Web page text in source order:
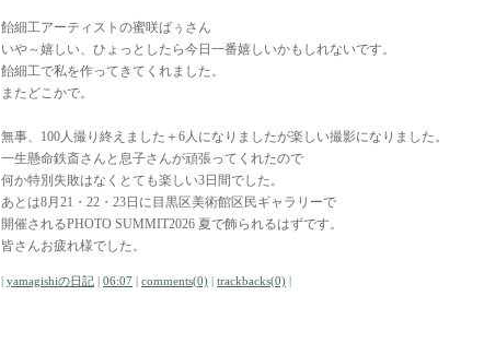
飴細工アーティストの蜜咲ばぅさん
いや～嬉しい、ひょっとしたら今日一番嬉しいかもしれないです。
飴細工で私を作ってきてくれました。
またどこかで。
無事、100人撮り終えました＋6人になりましたが楽しい撮影になりました。
一生懸命鉄斎さんと息子さんが頑張ってくれたので
何か特別失敗はなくとても楽しい3日間でした。
あとは8月21・22・23日に目黒区美術館区民ギャラリーで
開催されるPHOTO SUMMIT2026 夏で飾られるはずです。
皆さんお疲れ様でした。
| yamagishiの日記 | 06:07 | comments(0) | trackbacks(0) |